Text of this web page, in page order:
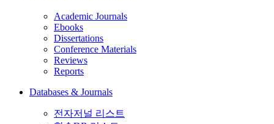
Academic Journals
Ebooks
Dissertations
Conference Materials
Reviews
Reports
Databases & Journals
전자저널 리스트